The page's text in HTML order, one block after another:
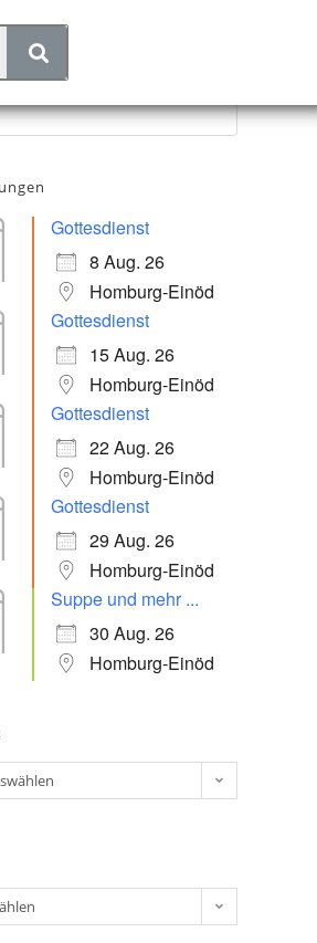
Gottesdienst
8 Aug. 26
Homburg-Einöd
Gottesdienst
15 Aug. 26
Homburg-Einöd
Gottesdienst
22 Aug. 26
Homburg-Einöd
Gottesdienst
29 Aug. 26
Homburg-Einöd
Suppe und mehr ...
30 Aug. 26
Homburg-Einöd